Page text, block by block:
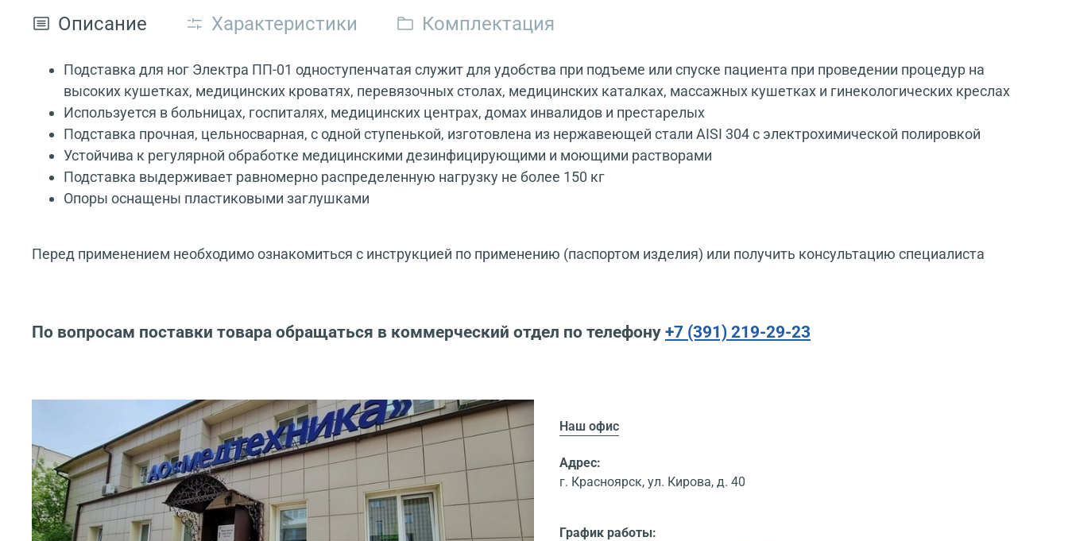
Описание Характеристики Комплектация
Подставка для ног Электра ПП-01 одноступенчатая служит для удобства при подъеме или спуске пациента при проведении процедур на
высоких кушетках, медицинских кроватях, перевязочных столах, медицинских каталках, массажных кушетках и гинекологических креслах
Используется в больницах, госпиталях, медицинских центрах, домах инвалидов и престарелых
Подставка прочная, цельносварная, с одной ступенькой, изготовлена из нержавеющей стали AISI 304 с электрохимической полировкой
Устойчива к регулярной обработке медицинскими дезинфицирующими и моющими растворами
Подставка выдерживает равномерно распределенную нагрузку не более 150 кг
Опоры оснащены пластиковыми заглушками
Перед применением необходимо ознакомиться с инструкцией по применению (паспортом изделия) или получить консультацию специалиста
По вопросам поставки товара обращаться в коммерческий отдел по телефону +7 (391) 219-29-23
Наш офис
Адрес:
г. Красноярск, ул. Кирова, д. 40
График работы: